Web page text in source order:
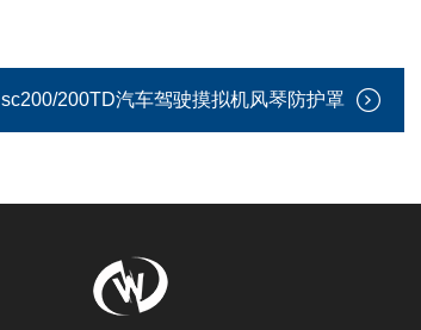
sc200/200TD汽车驾驶摸拟机风琴防护罩